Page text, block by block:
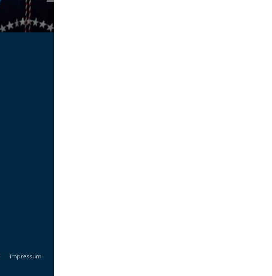
impressum